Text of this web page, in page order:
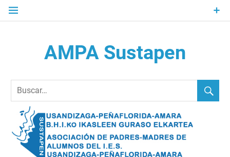
Saltar
AMPA Sustapen
Elkartea Asociación de Padres-Madres de Alumnos del I.E.S.